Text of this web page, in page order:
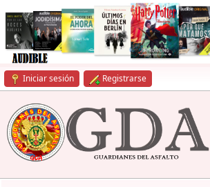
Iniciar sesión Registrarse